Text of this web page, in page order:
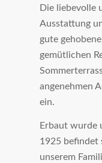
Die liebevolle
Ausstattung
gute
gemütlichen
angenehmen
ein.
Erbaut wurde
1925 befindet
unserem